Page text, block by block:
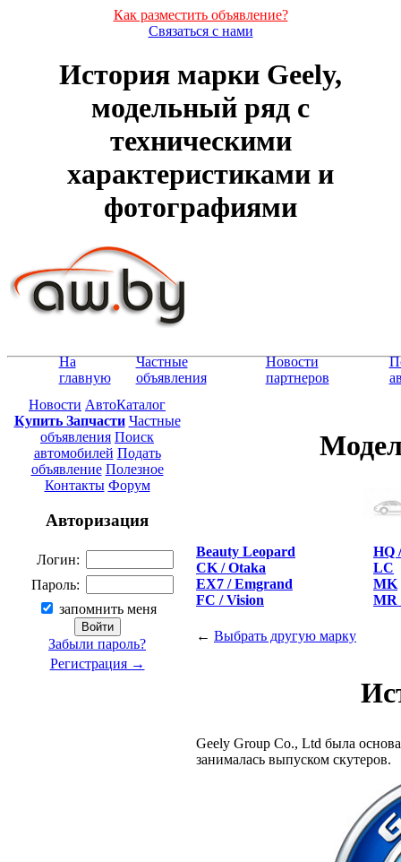
Как разместить объявление?
Связаться с нами
История марки Geely,
модельный ряд с
техническими
характеристиками и
фотографиями
На
главную
Частные
объявления
Новости
партнеров
Новости АвтоКаталог
Купить Запчасти Частные
объявления Поиск
автомобилей Подать
объявление Полезное
Контакты Форум
Авторизация
Логин:
Пароль:
запомнить меня
Забыли пароль?
Регистрация →
Beauty Leopard
CK / Otaka
EX7 / Emgrand
FC / Vision
HQ
LC
MK
MR
← Выбрать другую марку
Geely Group Co., Ltd была
занималась выпуском скутеров.